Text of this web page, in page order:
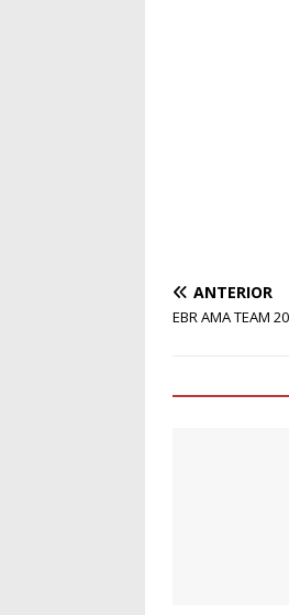
ANTERIOR
EBR AMA TEAM